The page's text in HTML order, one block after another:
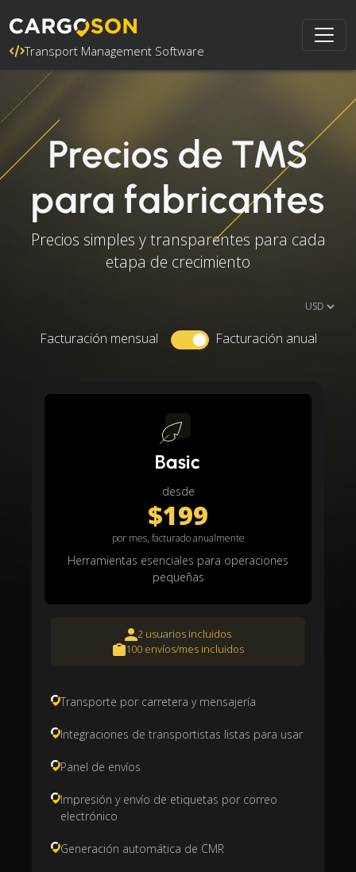
Transport Management Software
Precios de TMS
para fabricantes
Precios simples y transparentes para cada
etapa de crecimiento
Facturación mensual Facturación anual
Basic
desde
$199
por mes, facturado anualmente
Herramientas esenciales para operaciones
pequeñas
2 usuarios incluidos
100 envíos/mes incluidos
Transporte por carretera y mensajería
Integraciones de transportistas listas para usar
Panel de envíos
Impresión y envío de etiquetas por correo
electrónico
Generación automática de CMR